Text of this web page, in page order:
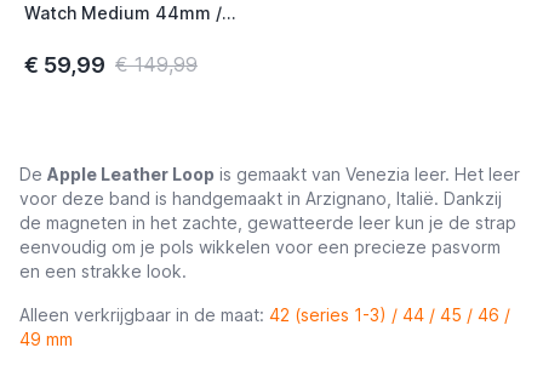
Watch Medium 44mm /
Stone
€ 59,99 € 149,99
De Apple Leather Loop is gemaakt van Venezia leer. Het leer
voor deze band is handgemaakt in Arzignano, Italië. Dankzij
de magneten in het zachte, gewatteerde leer kun je de strap
eenvoudig om je pols wikkelen voor een precieze pasvorm
en een strakke look.
Alleen verkrijgbaar in de maat: 42 (series 1-3) / 44 / 45 / 46 /
49 mm